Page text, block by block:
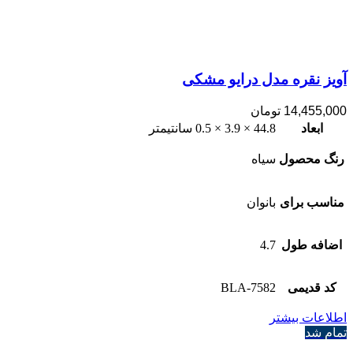
آویز نقره مدل درایو مشکی
14,455,000 تومان
ابعاد
44.8 × 3.9 × 0.5 سانتیمتر
رنگ محصول سیاه
مناسب برای بانوان
اضافه طول 4.7
کد قدیمی 7582-BLA
اطلاعات بیشتر
تمام شد